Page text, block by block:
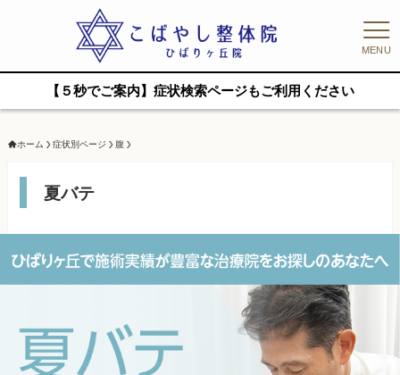
MENU
【５秒でご案内】症状検索ページもご利用ください
ホーム 症状別ページ 腹
夏バテ